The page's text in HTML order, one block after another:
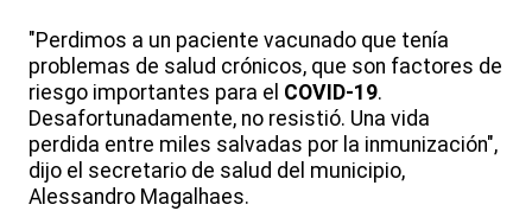
"Perdimos a un paciente vacunado que tenía
problemas de salud crónicos, que son factores de
riesgo importantes para el COVID-19.
Desafortunadamente, no resistió. Una vida
perdida entre miles salvadas por la inmunización",
dijo el secretario de salud del municipio,
Alessandro Magalhaes.